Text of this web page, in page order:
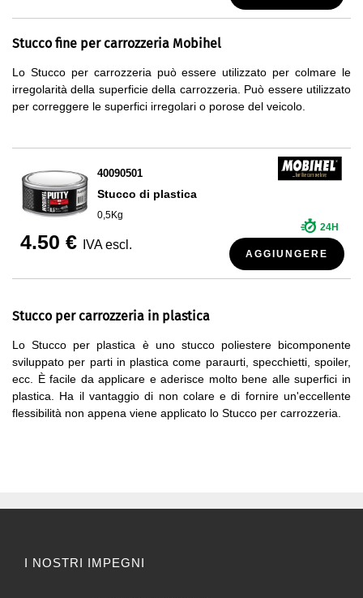
Stucco fine per carrozzeria Mobihel
Lo Stucco per carrozzeria può essere utilizzato per colmare le
irregolarità della superficie della carrozzeria. Può essere utilizzato
per correggere le superfici irregolari o porose del veicolo.
Stucco per carrozzeria in plastica
Lo Stucco per plastica è uno stucco poliestere bicomponente
sviluppato per parti in plastica come paraurti, specchietti, spoiler,
ecc. È facile da applicare e aderisce molto bene alle superfici in
plastica. Ha il vantaggio di non colare e di fornire un'eccellente
flessibilità non appena viene applicato lo Stucco per carrozzeria.
40090501
Stucco di plastica
0,5Kg
4.50 € IVA escl.
24H
AGGIUNGERE
I NOSTRI IMPEGNI